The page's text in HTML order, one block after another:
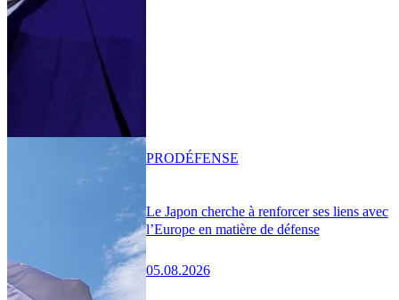
Le Japon cherche à renforcer ses liens avec
l’Europe en matière de défense
05.08.2026
PRODÉFENSE